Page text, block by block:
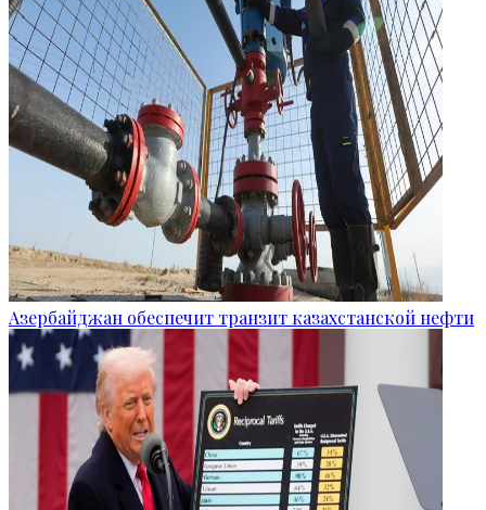
Азербайджан обеспечит транзит казахстанской нефти